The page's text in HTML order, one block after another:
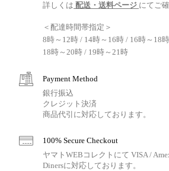
詳しくは 配送・送料ページ にてご
＜配達時間帯指定＞
8時～12時 / 14時～16時 / 16時～18時
18時～20時 / 19時～21時
Payment Method
銀行振込
クレジット決済
商品代引に対応しております。
100% Secure Checkout
ヤマトWEBコレクトにて VISA /
Dinersに対応しております。